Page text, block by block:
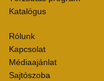
Katalógus
Rólunk
Kapcsolat
Médiaajánlat
Sajtószoba